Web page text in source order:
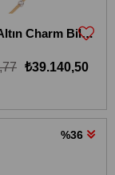
14 Ayar Altın Charm Bileklik 14KBLKİ18
₺39.140,50
%36